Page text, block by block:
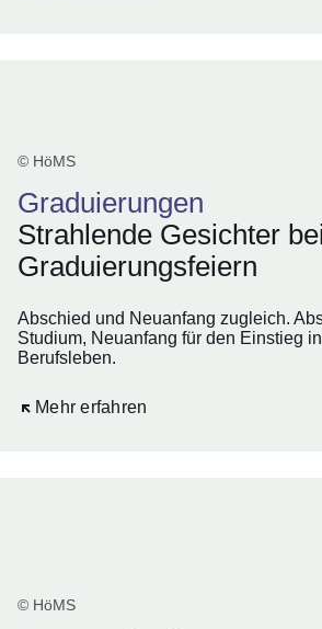
© HöMS
Graduierungen
Strahlende Gesichter bei
Graduierungsfeiern
Abschied und Neuanfang zugleich.
Studium, Neuanfang für den Einstieg
Berufsleben.
Mehr erfahren
Öffnet sich in einem neuen Fenster
© HöMS